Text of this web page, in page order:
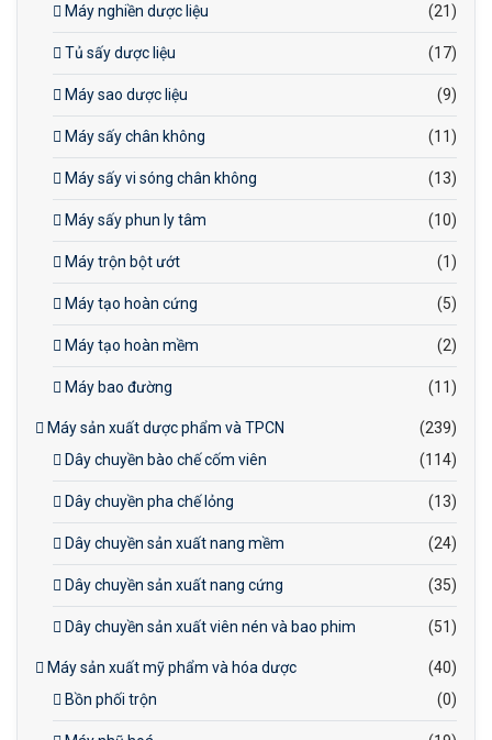
Máy nghiền dược liệu (21)
Tủ sấy dược liệu (17)
Máy sao dược liệu (9)
Máy sấy chân không (11)
Máy sấy vi sóng chân không (13)
Máy sấy phun ly tâm (10)
Máy trộn bột ướt (1)
Máy tạo hoàn cứng (5)
Máy tạo hoàn mềm (2)
Máy bao đường (11)
Máy sản xuất dược phẩm và TPCN
(239)
Dây chuyền bào chế cốm viên
(114)
Dây chuyền pha chế lỏng (13)
Dây chuyền sản xuất nang mềm (24)
Dây chuyền sản xuất nang cứng (35)
Dây chuyền sản xuất viên nén và bao phim (51)
Máy sản xuất mỹ phẩm và hóa dược
(40)
Bồn phối trộn
(0)